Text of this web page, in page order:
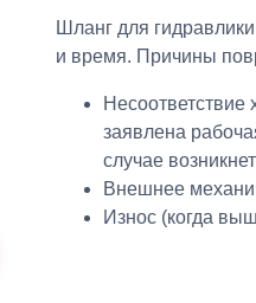
Шланг для
и время. Причины
заявлена
случае
Внешнее
Износ (когда